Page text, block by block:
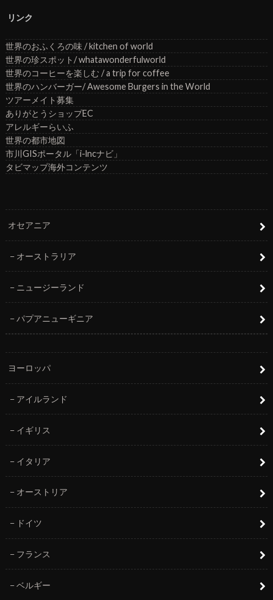
リンク
世界のおふくろの味 / kitchen of world
世界の珍スポット/ whatawonderfulworld
世界のコーヒーを楽しむ / a trip for coffee
世界のハンバーガー/ Awesome Burgers in the World
ツアーメイト募集
ありがとうショップEC
アレルギーらいふ
世界の都市地図
市川GISポータル「i-lncナビ」
タビマップ海外コンテンツ
オセアニア
オーストラリア
ニュージーランド
パプアニューギニア
ヨーロッパ
アイルランド
イギリス
イタリア
オーストリア
ドイツ
フランス
ベルギー